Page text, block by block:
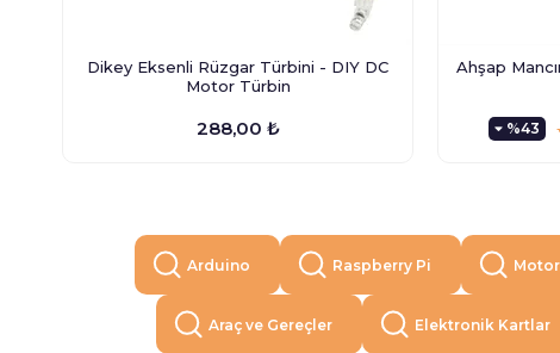
Dikey Eksenli Rüzgar Türbini - DIY DC
Motor Türbin
288,00 ₺
Ahşap
%43
Arduino Raspberry Pi
Araç ve Gereçler Elektronik Kartlar